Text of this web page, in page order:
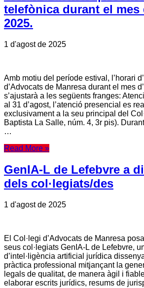
telefònica durant el mes
2025.
1 d'agost de 2025
Amb motiu del període estival, l’horari
d’Advocats de Manresa durant el mes
s’ajustarà a les següents franges:
al 31 d’agost, l’atenció presencial es
exclusivament a la seu principal del
Baptista La Salle, núm. 4, 3r pis).
…
Read More »
GenIA-L de Lefebvre a
dels col·legiats/des
1 d'agost de 2025
El Col·legi d’Advocats de Manresa
seus col·legiats GenIA-L de Lefebvre,
d’intel·ligència artificial jurídica
pràctica professional mitjançant la
legals de qualitat, de manera àgil i
elaborar escrits jurídics, resums de